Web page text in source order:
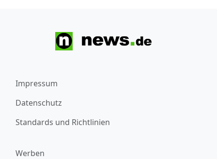
Impressum
Datenschutz
Standards und Richtlinien
Werben